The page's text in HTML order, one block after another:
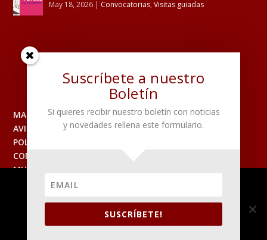
May 18, 2026 | Convocatorias,Visitas guiadas
MAPA DEL SITIO
AVISO LEGAL
POLITICA DE PRIVACIDAD
CONTACTO
MUSEO
Suscríbete a nuestro
Boletín
Si quieres recibir nuestro boletín con noticias
y novedades rellena este formulario.
SUSCRÍBETE!
Utilizamos cookies para asegurar que damos la mejor
utilizando este sitio asumiremos que está de acuerdo.
ACEPTO LEER MÁS